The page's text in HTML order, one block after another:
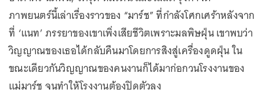
ภาพยนตร์นี้เล่าเรื่องราวของ “มาร์ช” ที่กำลังโศกเศร้าหลังจาก
ที่ ‘แนท’ ภรรยาของเขาเพิ่งเสียชีวิตเพราะมลพิษฝุ่น เขาพบว่า
วิญญาณของเธอได้กลับคืนมาโดยการสิงสู่เครื่องดูดฝุ่น ใน
ขณะเดียวกันวิญญาณของคนงานก็ได้มาก่อกวนโรงงานของ
แม่มาร์ช จนทำให้โรงงานต้องปิดตัวลง